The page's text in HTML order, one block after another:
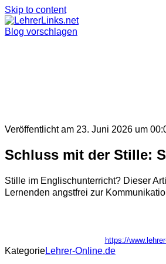
Skip to content
Blog vorschlagen
Veröffentlicht am 23. Juni 2026 um
Schluss mit der Stille:
Stille im Englischunterricht? Dieser
Lernenden angstfrei zur
https://
KategorieLehrer-Online.de